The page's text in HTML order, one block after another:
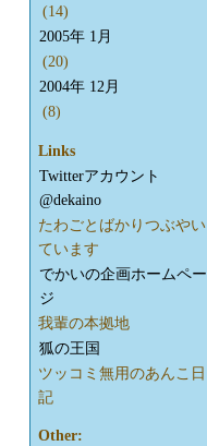
(14)
2005年 1月
(20)
2004年 12月
(8)
Links
Twitterアカウント
@dekaino
たわごとばかりつぶやい
ています
でかいの企画ホームペー
ジ
我輩の本拠地
狐の王国
ツッコミ無用のあんこ日
記
Other: